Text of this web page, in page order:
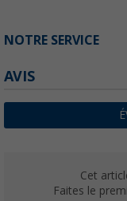
NOTRE SERVICE
AVIS
Cet
Faites le